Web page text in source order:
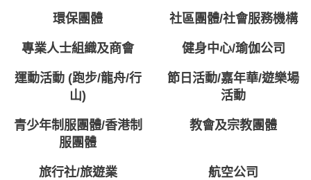
環保團體 社區團體/社會服務機構
專業人士組織及商會 健身中心/瑜伽公司
運動活動 (跑步/龍舟/行
山)
節日活動/嘉年華/遊樂場
活動
青少年制服團體/香港制
服團體
教會及宗教團體
旅行社/旅遊業 航空公司